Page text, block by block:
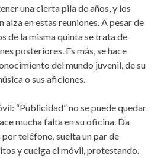
una cierta pila de años, y los
alza en estas reuniones. A pesar de
de la misma quinta se trata de
posteriores. Es más, se hace
del mundo juvenil, de su
o sus aficiones.
“Publicidad” no se puede quedar
mucha falta en su oficina. Da
por teléfono, suelta un par de
y cuelga el móvil, protestando.